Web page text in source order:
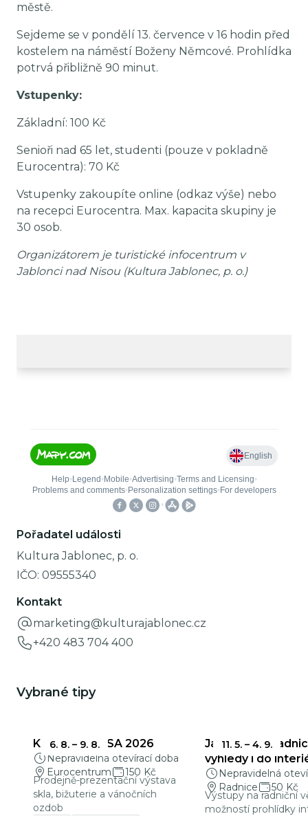
městě.
Sejdeme se v pondělí 13. července v 16 hodin před
kostelem na náměstí Boženy Němcové. Prohlídka
potrvá přibližně 90 minut.
Vstupenky:
Základní: 100 Kč
Senioři nad 65 let, studenti (pouze v pokladně
Eurocentra): 70 Kč
Vstupenky zakoupíte online (odkaz výše) nebo
na recepci Eurocentra. Max. kapacita skupiny je
30 osob.
Organizátorem je turistické infocentrum v
Jablonci nad Nisou (Kultura Jablonec, p. o.)
Pořadatel události
Kultura Jablonec, p. o.
IČO: 09555340
Kontakt
marketing@kulturajablonec.cz
+420 483 704 400
Vybrané tipy
6. 8. – 9. 8.
KŘEHKÁ KRÁSA 2026
Nepravidelná otevírací doba
Eurocentrum
150 Kč
Prodejně-prezentační výstava
skla, bižuterie a vánočních
ozdob
11. 5. – 4. 9.
Jablonecká
výhledy i do
Nepravidelná
Radnice
50 Kč
Výstupy na radniční
možností prohlídky